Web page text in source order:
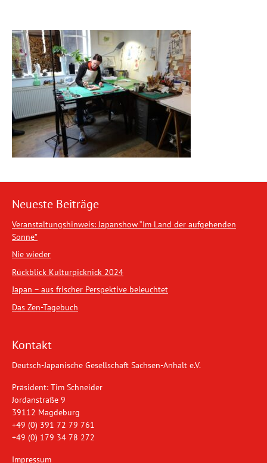
Neueste Beiträge
Veranstaltungshinweis: Japanshow “Im Land der aufgehenden
Sonne”
Nie wieder
Rückblick Kulturpicknick 2024
Japan – aus frischer Perspektive beleuchtet
Das Zen-Tagebuch
Kontakt
Deutsch-Japanische Gesellschaft Sachsen-Anhalt e.V.
Präsident: Tim Schneider
Jordanstraße 9
39112 Magdeburg
+49 (0) 391 72 79 761
+49 (0) 179 34 78 272
Impressum